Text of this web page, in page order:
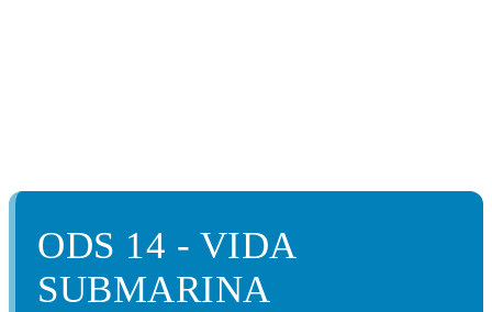
ODS 14 - VIDA
SUBMARINA